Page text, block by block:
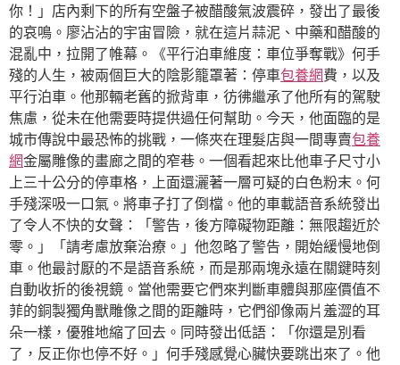
你！」店內剩下的所有空盤子被醋酸氣波震碎，發出了最後
的哀鳴。廖沾沾的宇宙冒險，就在這片蒜泥、中藥和醋酸的
混亂中，拉開了帷幕。《平行泊車維度：車位爭奪戰》何手
殘的人生，被兩個巨大的陰影籠罩著：停車包養網費，以及
平行泊車。他那輛老舊的掀背車，彷彿繼承了他所有的駕駛
焦慮，從未在他需要時提供過任何幫助。今天，他面臨的是
城市傳說中最恐怖的挑戰，一條夾在理髮店與一間專賣包養
網金屬雕像的畫廊之間的窄巷。一個看起來比他車子尺寸小
上三十公分的停車格，上面還灑著一層可疑的白色粉末。何
手殘深吸一口氣。將車子打了倒檔。他的車載語音系統發出
了令人不快的女聲：「警告，後方障礙物距離：無限趨近於
零。」「請考慮放棄治療。」他忽略了警告，開始緩慢地倒
車。他最討厭的不是語音系統，而是那兩塊永遠在關鍵時刻
自動收折的後視鏡。當他需要它們來判斷車體與那座價值不
菲的銅製獨角獸雕像之間的距離時，它們卻像兩片羞澀的耳
朵一樣，優雅地縮了回去。同時發出低語：「你還是別看
了，反正你也停不好。」何手殘感覺心臟快要跳出來了。他